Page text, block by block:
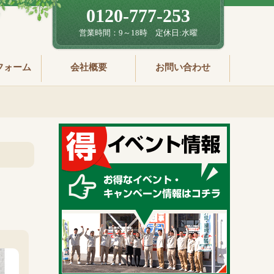
0120-777-253
営業時間：9～18時 定休日:水曜
ォーム 会社概要 お問い合わせ